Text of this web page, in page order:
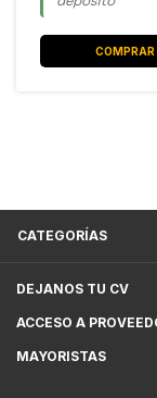
CATEGORÍAS
DEJANOS TU CV
ACCESO A
MAYORISTAS